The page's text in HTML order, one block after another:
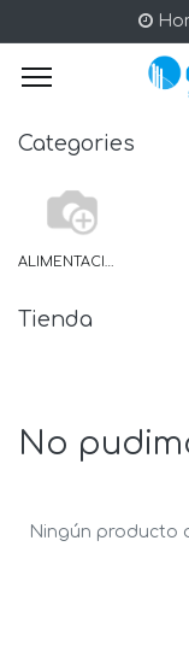
Categories
ALIMENTACION CORRIENTE DE TRANSFORMADOR
Tienda
No
Ningún producto